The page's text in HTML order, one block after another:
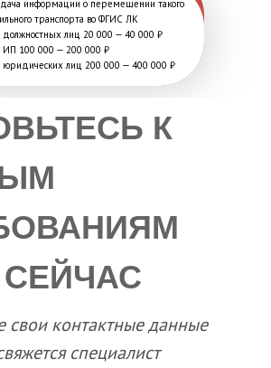
информации о перемещении такого
транспорта во ФГИС ЛК
должностных лиц 20 000 — 40 000 ₽
ИП 100 000 — 200 000 ₽
юридических лиц 200 000 — 400 000 ₽
К
свои контактные данные
специалист